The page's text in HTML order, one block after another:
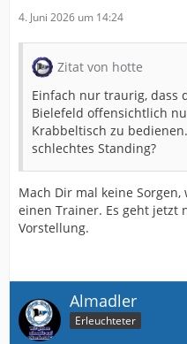
4. Juni 2026 um 14:24
Zitat von hotte
Einfach nur traurig, dass
Bielefeld offensichtlich
Krabbeltisch zu
schlechtes Standing?
Mach Dir mal keine
einen Trainer. Es geht jetzt
Vorstellung.
Almadler
Erleuchteter